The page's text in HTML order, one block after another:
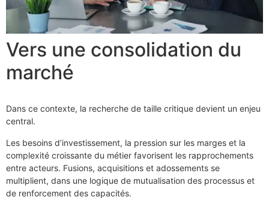
Vers une consolidation du
marché
Dans ce contexte, la recherche de taille critique devient un enjeu
central.
Les besoins d’investissement, la pression sur les marges et la
complexité croissante du métier favorisent les rapprochements
entre acteurs. Fusions, acquisitions et adossements se
multiplient, dans une logique de mutualisation des processus et
de renforcement des capacités.